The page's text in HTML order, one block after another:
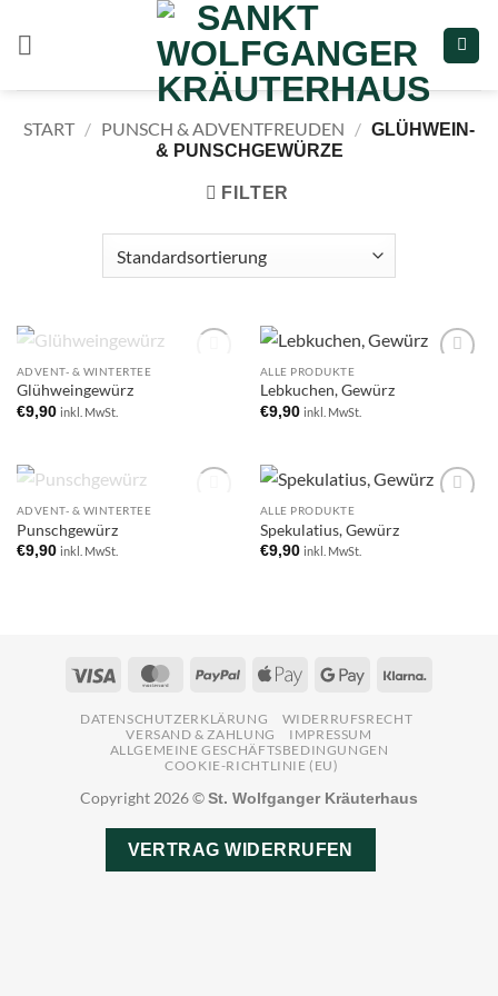
Inhalt
START / PUNSCH & ADVENTFREUDEN / GLÜHWEIN-
& PUNSCHGEWÜRZE
FILTER
NICHT VORRÄTIG
ADVENT- & WINTERTEE
Glühweingewürz
€9,90 inkl. MwSt.
ALLE PRODUKTE
Lebkuchen, Gewürz
€9,90 inkl. MwSt.
NICHT VORRÄTIG
ADVENT- & WINTERTEE
Punschgewürz
€9,90 inkl. MwSt.
ALLE PRODUKTE
Spekulatius, Gewürz
€9,90 inkl. MwSt.
Visa MasterCardPayPal
Apple
Google
DATENSCHUTZERKLÄRUNG
WIDERRUFSRECHT
VERSAND & ZAHLUNG
IMPRESSUM
ALLGEMEINE GESCHÄFTSBEDINGUNGEN
COOKIE-RICHTLINIE (EU)
Copyright 2026 ©St. Wolfganger Kräuterhaus
VERTRAG WIDERRUFEN